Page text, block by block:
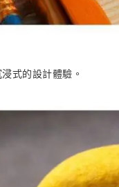
式的設計體驗。